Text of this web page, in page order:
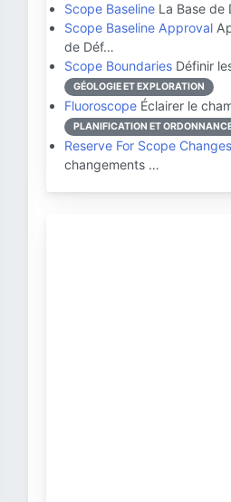
Scope Baseline La Base de
Scope Baseline Approval
de Déf…
Scope Boundaries Définir
GÉOLOGIE ET EXPLORATION
Fluoroscope Éclairer le
PLANIFICATION ET
Reserve For Scope Changes
changements …